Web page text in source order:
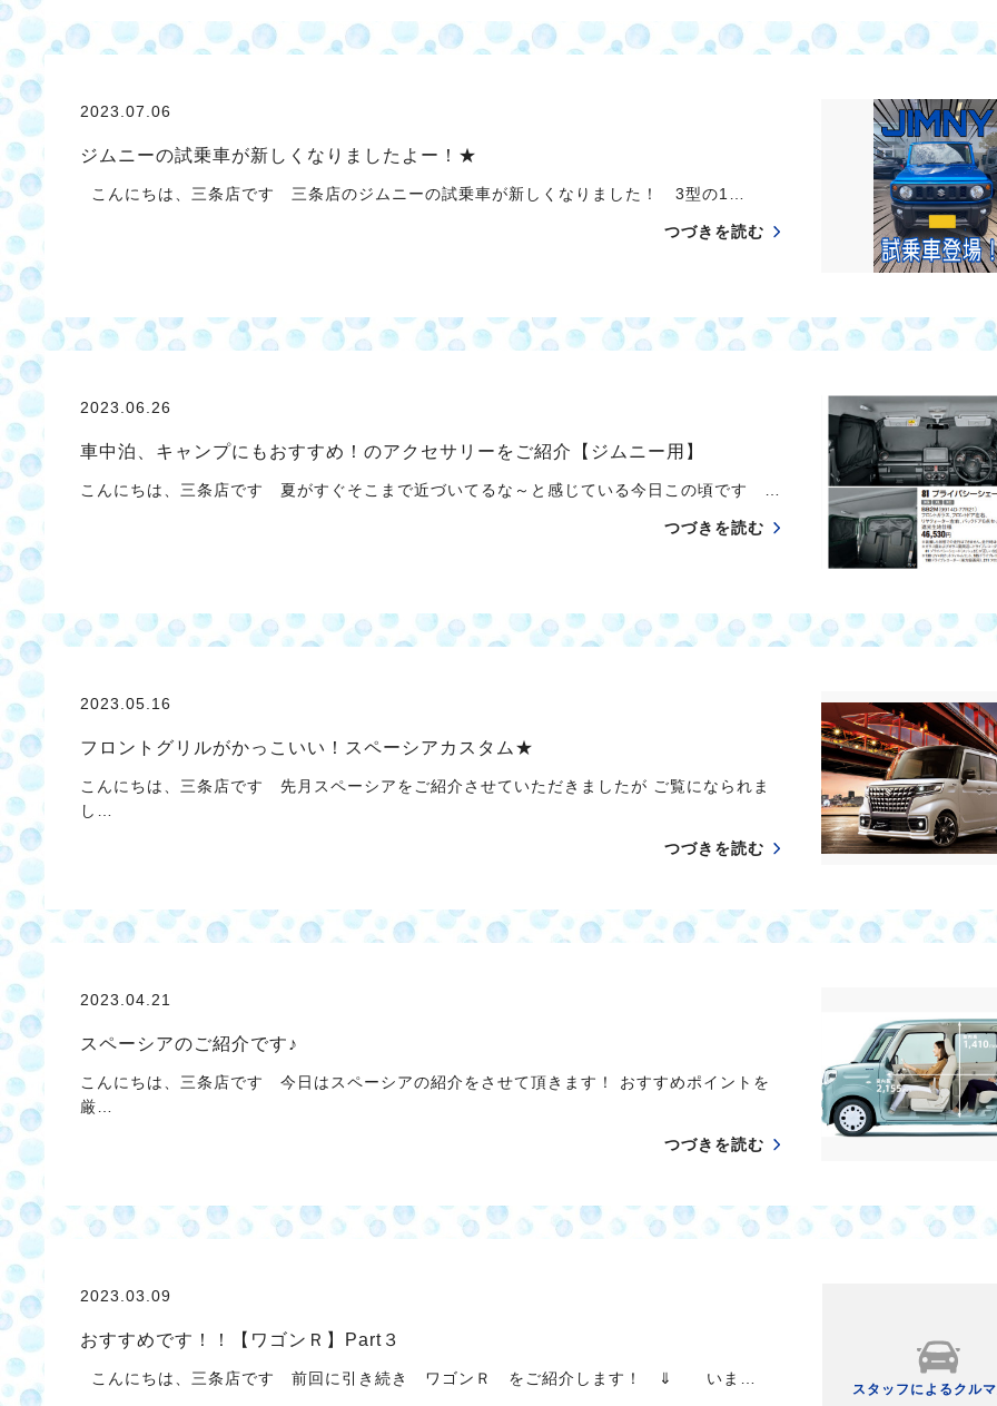
2023.07.06
ジムニーの試乗車が新しくなりましたよー！★
こんにちは、三条店です 三条店のジムニーの試乗車が新しくなりました！ 3型の1…
つづきを読む
2023.06.26
車中泊、キャンプにもおすすめ！のアクセサリーをご紹介【ジムニー用】
こんにちは、三条店です 夏がすぐそこまで近づいてるな～と感じている今日この頃です …
つづきを読む
2023.05.16
フロントグリルがかっこいい！スペーシアカスタム★
こんにちは、三条店です 先月スペーシアをご紹介させていただきましたが ご覧になられま
し…
つづきを読む
2023.04.21
スペーシアのご紹介です♪
こんにちは、三条店です 今日はスペーシアの紹介をさせて頂きます！ おすすめポイントを
厳…
つづきを読む
2023.03.09
おすすめです！！【ワゴンＲ】Part３
こんにちは、三条店です 前回に引き続き ワゴンＲ をご紹介します！ ⇓ いま…
スタッフによるクル